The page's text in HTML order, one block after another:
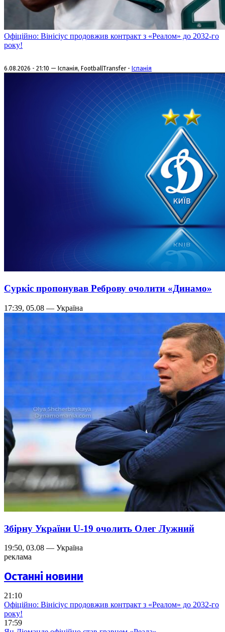
Офіційно: Вінісіус продовжив контракт з «Реалом» до 2032-го
року!
6.08.2026 - 21:10 — Іспанія, FootballTransfer - Іспанія
Суркіс пропонував Реброву очолити «Динамо»
17:39, 05.08 — Україна
Збірну України U-19 очолить Олег Лужний
19:50, 03.08 — Україна
реклама
Останні новини
21:10
Офіційно: Вінісіус продовжив контракт з «Реалом» до 2032-го
року!
17:59